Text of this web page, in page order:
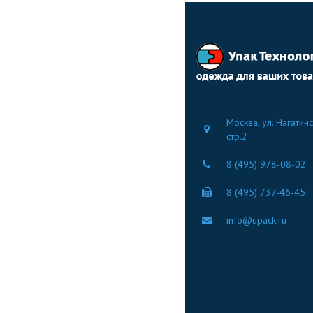
Москва, ул.
стр.2
8 (495) 978-08-02
8 (495) 737-46-45
info@upack.ru